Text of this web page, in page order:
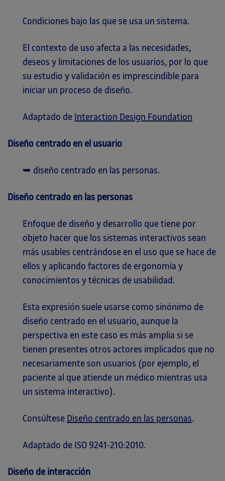
Condiciones bajo las que se usa un sistema.
El contexto de uso afecta a las necesidades,
deseos y limitaciones de los usuarios, por lo que
su estudio y validación es imprescindible para
iniciar un proceso de diseño.
Adaptado de Interaction Design Foundation
Diseño centrado en el usuario
➥ diseño centrado en las personas.
Diseño centrado en las personas
Enfoque de diseño y desarrollo que tiene por
objeto hacer que los sistemas interactivos sean
más usables centrándose en el uso que se hace de
ellos y aplicando factores de ergonomía y
conocimientos y técnicas de usabilidad.
Esta expresión suele usarse como sinónimo de
diseño centrado en el usuario, aunque la
perspectiva en este caso es más amplia si se
tienen presentes otros actores implicados que no
necesariamente son usuarios (por ejemplo, el
paciente al que atiende un médico mientras usa
un sistema interactivo).
Consúltese Diseño centrado en las personas.
Adaptado de ISO 9241-210:2010.
Diseño de interacción